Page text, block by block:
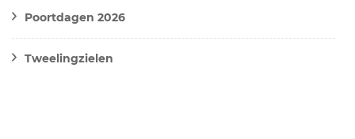
Poortdagen 2026
Tweelingzielen